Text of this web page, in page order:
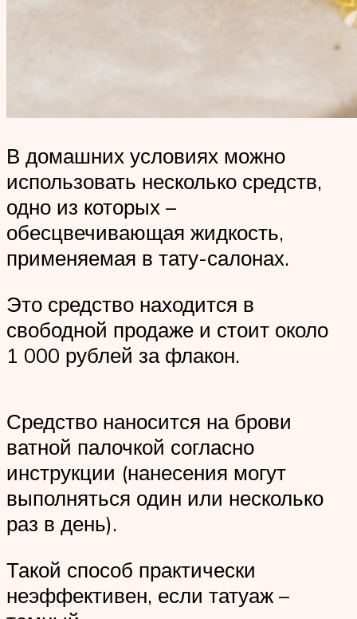
В домашних условиях можно
использовать несколько средств,
одно из которых –
обесцвечивающая жидкость,
применяемая в тату-салонах.
Это средство находится в
свободной продаже и стоит около
1 000 рублей за флакон.
Средство наносится на брови
ватной палочкой согласно
инструкции (нанесения могут
выполняться один или несколько
раз в день).
Такой способ практически
неэффективен, если татуаж –